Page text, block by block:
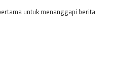
untuk menanggapi berita